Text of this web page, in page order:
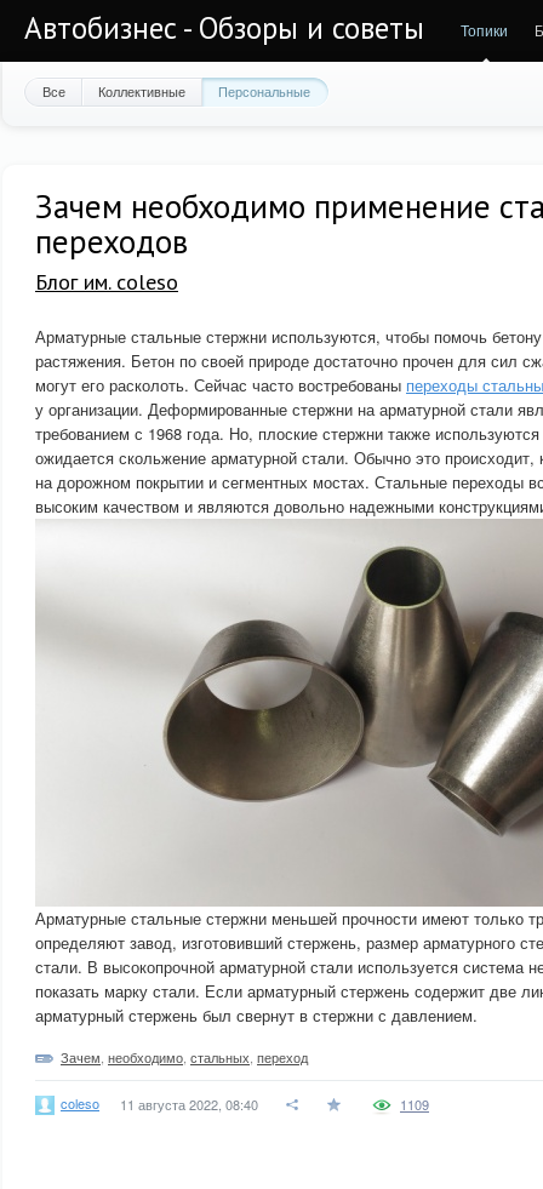
Автобизнес - Обзоры и советы Топики
Все Коллективные Персональные
Зачем необходимо применение
переходов
Блог им. coleso
Арматурные стальные стержни используются, чтобы помочь
растяжения. Бетон по своей природе достаточно прочен для сил
могут его расколоть. Сейчас часто востребованы переходы
у организации. Деформированные стержни на арматурной стали
требованием с 1968 года. Но, плоские стержни также используются
ожидается скольжение арматурной стали. Обычно это происходит,
на дорожном покрытии и сегментных мостах. Стальные переходы
высоким качеством и являются довольно надежными
Арматурные стальные стержни меньшей прочности имеют только
определяют завод, изготовивший стержень, размер арматурного
стали. В высокопрочной арматурной стали используется система
показать марку стали. Если арматурный стержень содержит две
арматурный стержень был свернут в стержни с давлением.
Зачем необходимо стальных переход
coleso 11 августа 2022, 08:40 1109